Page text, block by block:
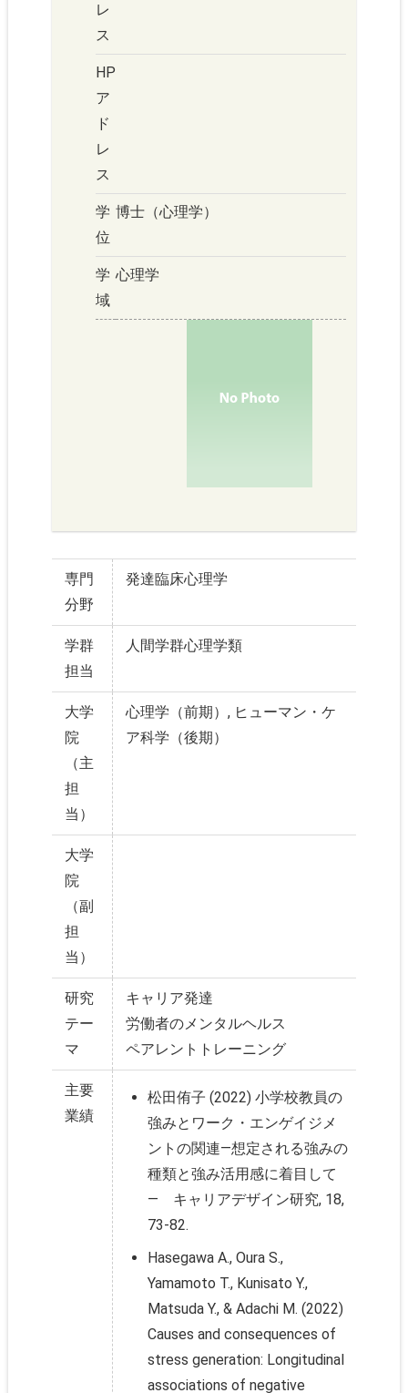
レ
ス
HP
ア
ド
レ
ス
学
位
博士（心理学）
学
域
心理学
専門
分野
発達臨床心理学
学群
担当
人間学群心理学類
大学
院
（主
担
当）
心理学（前期）, ヒューマン・ケ
ア科学（後期）
大学
院
（副
担
当）
研究
テー
マ
キャリア発達
労働者のメンタルヘルス
ペアレントトレーニング
主要
業績
松田侑子 (2022) 小学校教員の
強みとワーク・エンゲイジメ
ントの関連―想定される強みの
種類と強み活用感に着目して
― キャリアデザイン研究, 18,
73-82.
Hasegawa A., Oura S.,
Yamamoto T., Kunisato Y.,
Matsuda Y., & Adachi M. (2022)
Causes and consequences of
stress generation: Longitudinal
associations of negative